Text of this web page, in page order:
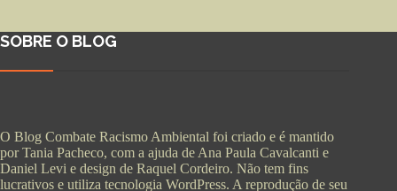
SOBRE O BLOG
O Blog Combate Racismo Ambiental foi criado e é mantido
por Tania Pacheco, com a ajuda de Ana Paula Cavalcanti e
Daniel Levi e design de Raquel Cordeiro. Não tem fins
lucrativos e utiliza tecnologia WordPress. A reprodução de seu